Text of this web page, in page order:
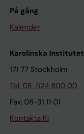
På gång
Kalender
Karolinska Institutet
171 77 Stockholm
Tel: 08-524 800 00
Fax: 08-31 11 01
Kontakta KI